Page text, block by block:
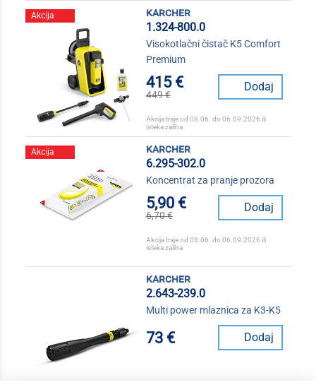
Akcija
karcher
1.324-800.0
Visokotlačni čistač K5 Comfort
Premium
415 €
449 €
Dodaj
Akcija traje od 08.06. do 06.09.2026 ili
isteka zaliha
Akcija
karcher
6.295-302.0
Koncentrat za pranje prozora
5,90 €
6,70 €
Dodaj
Akcija traje od 08.06. do 06.09.2026 ili
isteka zaliha
karcher
2.643-239.0
Multi power mlaznica za K3-K5
73 € Dodaj